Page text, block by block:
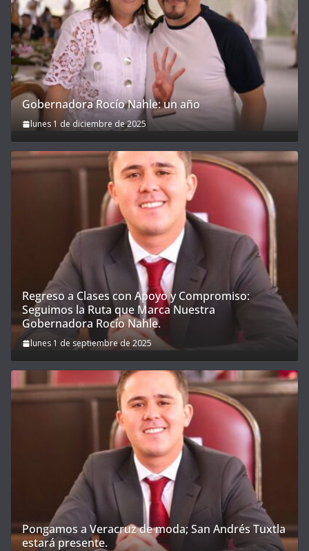
Gobernadora Rocío Nahle: un año
lunes 1 de diciembre de 2025
Regreso a Clases con Apoyo y Compromiso:
Seguimos la Ruta que Marca Nuestra
Gobernadora Rocío Nahle.
lunes 1 de septiembre de 2025
Pongamos a Veracruz de moda; San Andrés Tuxtla
estará presente.